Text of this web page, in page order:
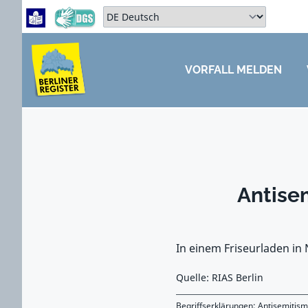
Zum Hauptbereich springen
Zum Hauptmenü springen
Sprache auswählen:
ZUM HAUPTBEREICH SPRINGEN
VORFALL MELDEN
In einem Friseurladen
Quelle: RIAS Berlin
Begriffserklärungen: